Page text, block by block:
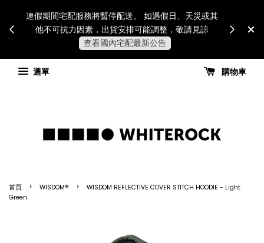
連假期間宅配服務將暫停配送。 如遇假日、天災或其
他不可抗力因素，出貨安排可能調整，敬請見諒
查看國內宅配最新公告
for all
國
選單
購物車
首頁 › WISDOM® ›
WISDOM REFLECTIVE COVER STITCH HOODIE - Light
Green